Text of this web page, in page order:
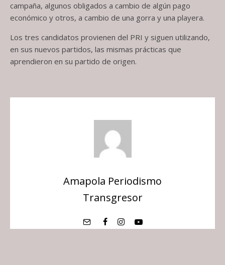
campaña, algunos obligados a cambio de algún pago
económico y otros, a cambio de una gorra y una playera.
Los tres candidatos provienen del PRI y siguen utilizando,
en sus nuevos partidos, las mismas prácticas que
aprendieron en su partido de origen.
Amapola Periodismo
Transgresor